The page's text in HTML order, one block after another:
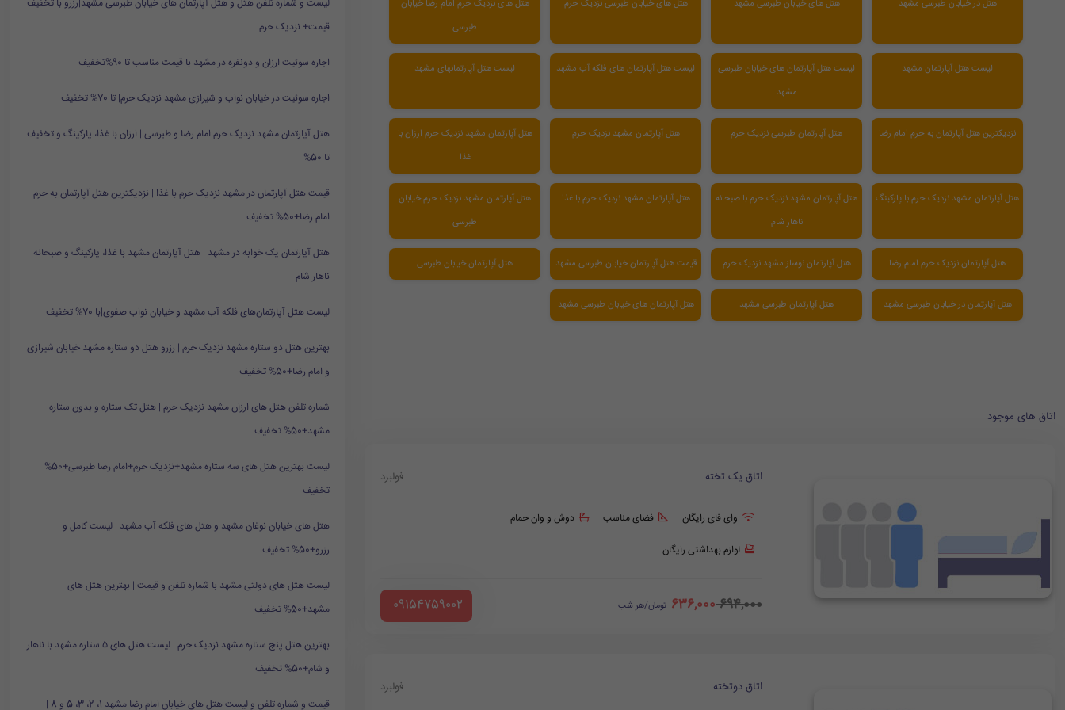
هتل در خیابان طبرسی مشهد هتل های خیابان طبرسی مشهد هتل های خیابان طبرسی نزدیک حرم
هتل های نزدیک حرم امام رضا خیابان
طبرسی
لیست هتل آپارتمان مشهد
لیست هتل آپارتمان های خیابان طبرسی
مشهد
لیست هتل آپارتمان های فلکه آب مشهد لیست هتل آپارتمانهای مشهد
نزدیکترین هتل آپارتمان به حرم امام رضا هتل آپارتمان طبرسی نزدیک حرم هتل آپارتمان مشهد نزدیک حرم
هتل آپارتمان مشهد نزدیک حرم ارزان با
غذا
هتل آپارتمان مشهد نزدیک حرم با پارکینگ
هتل آپارتمان مشهد نزدیک حرم با صبحانه
ناهار شام
هتل آپارتمان مشهد نزدیک حرم با غذا
هتل آپارتمان مشهد نزدیک حرم خیابان
طبرسی
هتل آپارتمان نزدیک حرم امام رضا هتل آپارتمان نوساز مشهد نزدیک حرم قیمت هتل آپارتمان خیابان طبرسی مشهد هتل آپارتمان خیابان طبرسی
هتل آپارتمان در خیابان طبرسی مشهد هتل آپارتمان طبرسی مشهد هتل آپارتمان های خیابان طبرسی مشهد
اتاق های موجود
اتاق یک تخته فولبرد
وای فای رایگان فضای مناسب دوش و وان حمام
لوازم بهداشتی رایگان
694,000
636,000 تومان/هر شب ‪ 09154759002
اتاق دوتخته فولبرد
لیست و شماره تلفن هتل و هتل آپارتمان های خیابان طبرسی مشهد|رزرو با تخفیف
قیمت+ نزدیک حرم
اجاره سوئیت ارزان و دونفره در مشهد با قیمت مناسب تا 90%تخفیف
اجاره سوئیت در خیابان نواب و شیرازی مشهد نزدیک حرم| تا 70% تخفیف
هتل آپارتمان مشهد نزدیک حرم امام رضا و طبرسی | ارزان با غذا، پارکینگ و تخفیف
تا 50%
قیمت هتل آپارتمان در مشهد نزدیک حرم با غذا | نزدیکترین هتل آپارتمان به حرم
امام رضا+50% تخفیف
هتل آپارتمان یک خوابه در مشهد | هتل آپارتمان مشهد با غذا، پارکینگ و صبحانه
ناهار شام
لیست هتل آپارتمان‌های فلکه آب مشهد و خیابان نواب صفوی|با 70% تخفیف
بهترین هتل دو ستاره مشهد نزدیک حرم | رزرو هتل دو ستاره مشهد خیابان شیرازی
و امام رضا+50% تخفیف
شماره تلفن هتل های ارزان مشهد نزدیک حرم | هتل تک ستاره و بدون ستاره
مشهد+50% تخفیف
لیست بهترین هتل های سه ستاره مشهد+نزدیک حرم+امام رضا طبرسی+50%
تخفیف
هتل های خیابان نوغان مشهد و هتل های فلکه آب مشهد | لیست کامل و
رزرو+50% تخفیف
لیست هتل های دولتی مشهد با شماره تلفن و قیمت | بهترین هتل های
مشهد+50% تخفیف
بهترین هتل پنج ستاره مشهد نزدیک حرم | لیست هتل های ۵ ستاره مشهد با ناهار
و شام+50% تخفیف
قیمت و شماره تلفن و لیست هتل های خیابان امام رضا مشهد 1، 2، 3، 5 و 8 |